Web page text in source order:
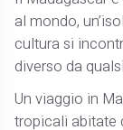
al mondo,
cultura si
diverso da
Un viaggio in
tropicali abitate